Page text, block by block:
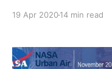
19 Apr 202014 min read